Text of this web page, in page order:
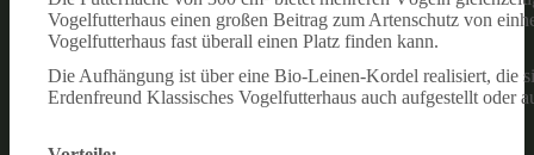
Vogelfutterhaus einen großen Beitrag zum Artenschutz von
Vogelfutterhaus fast überall einen Platz finden kann.
Die Aufhängung ist über eine Bio-Leinen-Kordel realisiert, die
Erdenfreund Klassisches Vogelfutterhaus auch aufgestellt oder